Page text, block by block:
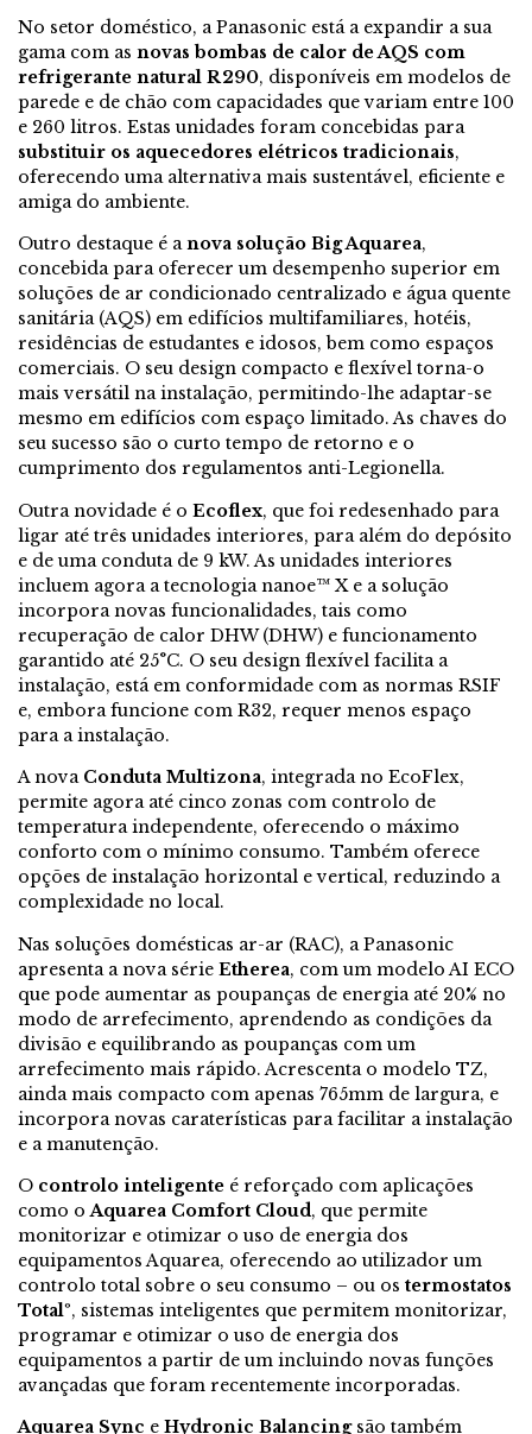
No setor doméstico, a Panasonic está a expandir a sua
gama com as novas bombas de calor de AQS com
refrigerante natural R290, disponíveis em modelos de
parede e de chão com capacidades que variam entre 100
e 260 litros. Estas unidades foram concebidas para
substituir os aquecedores elétricos tradicionais,
oferecendo uma alternativa mais sustentável, eficiente e
amiga do ambiente.
Outro destaque é anova solução Big Aquarea,
concebida para oferecer um desempenho superior em
soluções de ar condicionado centralizado e água quente
sanitária (AQS) em edifícios multifamiliares, hotéis,
residências de estudantes e idosos, bem como espaços
comerciais. O seu design compacto e flexível torna-o
mais versátil na instalação, permitindo-lhe adaptar-se
mesmo em edifícios com espaço limitado. As chaves do
seu sucesso são o curto tempo de retorno e o
cumprimento dos regulamentos anti-Legionella.
Outra novidade é o Ecoflex, que foi redesenhado para
ligar até três unidades interiores, para além do depósito
e de uma conduta de 9 kW. As unidades interiores
incluem agora a tecnologia nanoe™ X e a solução
incorpora novas funcionalidades, tais como
recuperação de calor DHW (DHW) e funcionamento
garantido até 25°C. O seu design flexível facilita a
instalação, está em conformidade com as normas RSIF
e, embora funcione com R32, requer menos espaço
para a instalação.
A nova Conduta Multizona, integrada no EcoFlex,
permite agora até cinco zonas com controlo de
temperatura independente, oferecendo o máximo
conforto com o mínimo consumo. Também oferece
opções de instalação horizontal e vertical, reduzindo a
complexidade no local.
Nas soluções domésticas ar-ar (RAC), a Panasonic
apresenta a nova série Etherea, com um modelo AI ECO
que pode aumentar as poupanças de energia até 20% no
modo de arrefecimento, aprendendo as condições da
divisão e equilibrando as poupanças com um
arrefecimento mais rápido. Acrescenta o modelo TZ,
ainda mais compacto com apenas 765mm de largura, e
incorpora novas caraterísticas para facilitar a instalação
e a manutenção.
O controlo inteligente é reforçado com aplicações
como oAquarea Comfort Cloud, que permite
monitorizar e otimizar o uso de energia dos
equipamentos Aquarea, oferecendo ao utilizador um
controlo total sobre o seu consumo – ou os termostatos
Totalº, sistemas inteligentes que permitem monitorizar,
programar e otimizar o uso de energia dos
equipamentos a partir de um incluindo novas funções
avançadas que foram recentemente incorporadas.
Aquarea Sync e Hydronic Balancingsão também